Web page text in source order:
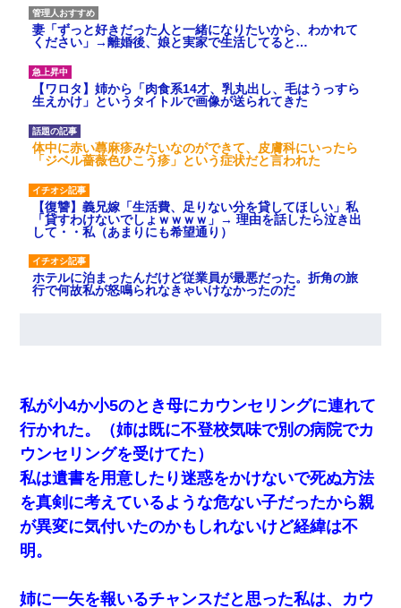
妻「ずっと好きだった人と一緒になりたいから、わかれて
ください」→離婚後、娘と実家で生活してると…
【ワロタ】姉から「肉食系14才、乳丸出し、毛はうっすら
生えかけ」というタイトルで画像が送られてきた
体中に赤い蕁麻疹みたいなのができて、皮膚科にいったら
「ジベル薔薇色ひこう疹」という症状だと言われた
【復讐】義兄嫁「生活費、足りない分を貸してほしい」私
「貸すわけないでしょｗｗｗｗ」→ 理由を話したら泣き出
して・・私（あまりにも希望通り）
ホテルに泊まったんだけど従業員が最悪だった。折角の旅
行で何故私が怒鳴られなきゃいけなかったのだ
３２歳俺「ずっと好きでした！！付き合って下さい！」
２５歳彼女「うん！！絶対幸せになろうね！！！！」
→ ７年後ｗｗｗｗｗ
32歳ワイ、34歳の可愛い女と付き合うも現実を知ってしま
い無事死亡・・・
友人「酒の勢いで女先輩をホテルに連れ込んだｗｗｗｗ
ｗ」俺「…」
葉を受けた
私が小4か小5のとき母にカウンセリングに連れて
行かれた。（姉は既に不登校気味で別の病院でカ
ウンセリングを受けてた）
私は遺書を用意したり迷惑をかけないで死ぬ方法
を真剣に考えているような危ない子だったから親
が異変に気付いたのかもしれないけど経緯は不
明。
姉に一矢を報いるチャンスだと思った私は、カウ